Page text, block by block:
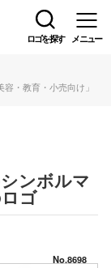
ロゴを探す メニュー
・教育・小売向け」
ンボルマ
ゴ
No.8698